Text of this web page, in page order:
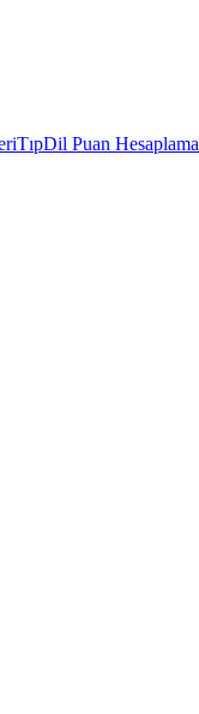
TıpDil Puan Hesaplama